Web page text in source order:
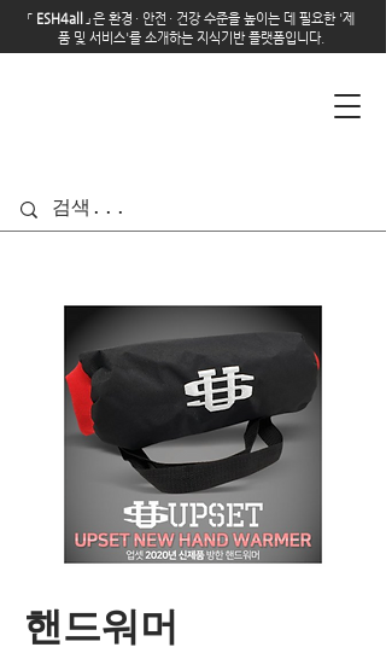
「 ESH4all 」은 환경 · 안전 · 건강 수준을 높이는 데 필요한 '제
품 및 서비스'를 소개하는 지식기반 플랫폼입니다.
핸드워머